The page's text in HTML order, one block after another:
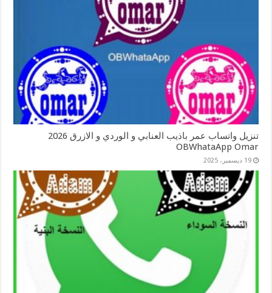
تنزيل واتساب عمر باذيب العنابي و الوردي و الازرق 2026
OBWhataApp Omar
19 ديسمبر، 2025